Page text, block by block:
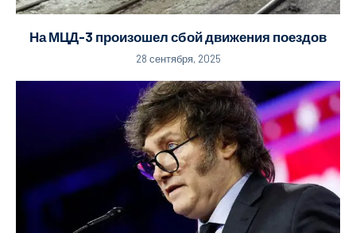
На МЦД-3 произошел сбой движения поездов
28 сентября, 2025